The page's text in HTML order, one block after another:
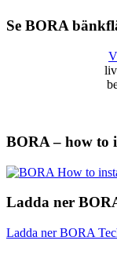
Se BORA
BORA – how to
Ladda ner
Ladda ner BORA